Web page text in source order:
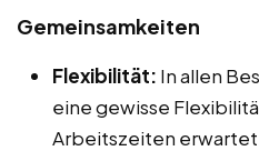
Gemeinsamkeiten
Flexibilität: In allen
eine gewisse
Arbeitszeiten